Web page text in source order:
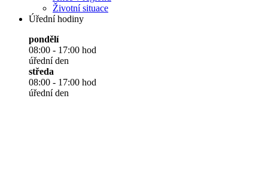
Životní situace
Úřední hodiny
pondělí
08:00 - 17:00 hod
úřední den
středa
08:00 - 17:00 hod
úřední den